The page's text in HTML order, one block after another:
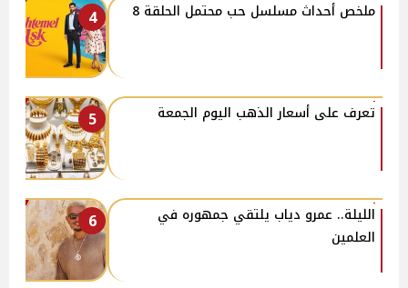
4 ملخص أحداث مسلسل حب محتمل الحلقة 8
5 تعرف على أسعار الذهب اليوم الجمعة
6
الليلة.. عمرو دياب يلتقي جمهوره في
العلمين